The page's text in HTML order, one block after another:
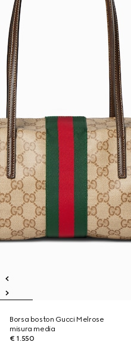
Borsa boston Gucci Melrose
misura media
€ 1.550